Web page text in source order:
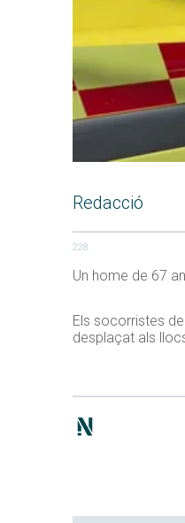
Redacció
228
Un home de 67
Els socorristes
desplaçat als